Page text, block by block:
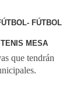
FÚTBOL
MESA
que tendrán